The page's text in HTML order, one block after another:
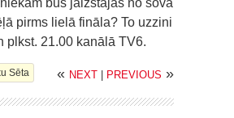
pirms lielā fināla? To uzzini
plkst. 21.00 kanālā TV6.
Sēta « NEXT | PREVIOUS »